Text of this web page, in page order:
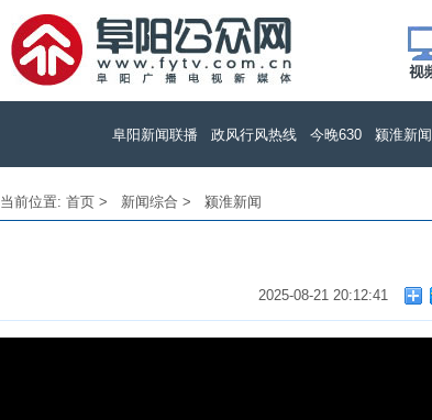
阜阳新闻联播 政风行风热线 今晚630 颍淮新闻
当前位置: 首页 > 新闻综合 > 颍淮新闻
2025-08-21 20:12:41